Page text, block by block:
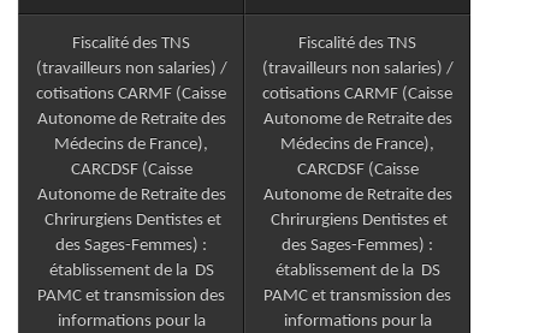
Fiscalité des TNS
(travailleurs non salaries) /
cotisations CARMF (Caisse
Autonome de Retraite des
Médecins de France),
CARCDSF (Caisse
Autonome de Retraite des
Chrirurgiens Dentistes et
des Sages-Femmes) :
établissement de la DS
PAMC et transmission des
informations pour la
Fiscalité des TNS
(travailleurs non salaries) /
cotisations CARMF (Caisse
Autonome de Retraite des
Médecins de France),
CARCDSF (Caisse
Autonome de Retraite des
Chrirurgiens Dentistes et
des Sages-Femmes) :
établissement de la DS
PAMC et transmission des
informations pour la